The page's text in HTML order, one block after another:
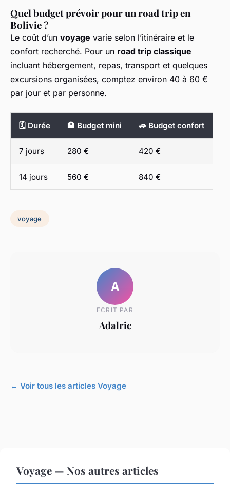
Quel budget prévoir pour un road trip en
Bolivie ?
Le coût d’un voyage varie selon l’itinéraire et le
confort recherché. Pour un road trip classique
incluant hébergement, repas, transport et quelques
excursions organisées, comptez environ 40 à 60 €
par jour et par personne.
🗓️ Durée 🏨 Budget mini 🚙 Budget confort
7 jours 280 € 420 €
14 jours 560 € 840 €
voyage
A
ECRIT PAR
Adalric
← Voir tous les articles Voyage
Voyage — Nos autres articles